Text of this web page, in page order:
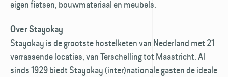
eigen fietsen, bouwmateriaal en meubels.
Over Stayokay
Stayokay is de grootste hostelketen van Nederland met 21
verrassende locaties, van Terschelling tot Maastricht. Al
sinds 1929 biedt Stayokay (inter)nationale gasten de ideale